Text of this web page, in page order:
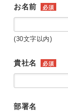
お名前 必須
(30文字以内)
貴社名 必須
部署名